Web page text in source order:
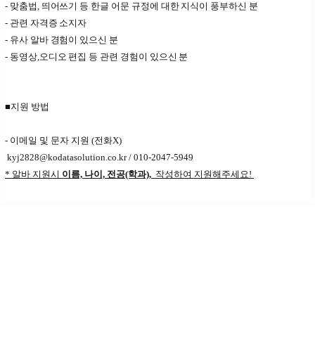
- 맞춤법, 띄어쓰기 등 한글 어문 규정에 대한 지식이 풍부하신 분
- 관련 자격증 소지자
- 유사 알바 경험이 있으신 분
- 동영상,오디오 편집 등 관련 경험이 있으신 분
■지원 방법
- 이메일 및 문자 지원 (전화X)
kyj2828@kodatasolution.co.kr / 010-2047-5949
* 알바 지원시 이름, 나이, 전공(학과), 작성하여 지원해주세요!